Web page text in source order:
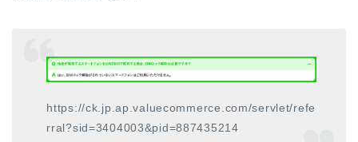
https://ck.jp.ap.valuecommerce.com/servlet/refe
rral?sid=3404003&pid=887435214